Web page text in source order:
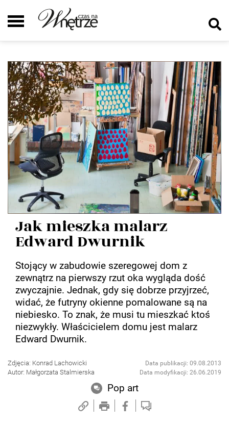
Jak mieszka malarz
Edward Dwurnik
Stojący w zabudowie szeregowej dom z
zewnątrz na pierwszy rzut oka wygląda dość
zwyczajnie. Jednak, gdy się dobrze przyjrzeć,
widać, że futryny okienne pomalowane są na
niebiesko. To znak, że musi tu mieszkać ktoś
niezwykły. Właścicielem domu jest malarz
Edward Dwurnik.
Zdjęcia: Konrad Lachowicki
Autor: Małgorzata Stalmierska
Data publikacji: 09.08.2013
Data modyfikacji: 26.06.2019
Pop art